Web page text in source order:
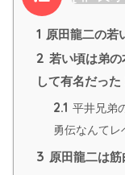
1 原田龍二の若
2 若い頃は弟
して有名だった
2.1 平井兄弟
勇伝なんてレ
3 原田龍二は筋